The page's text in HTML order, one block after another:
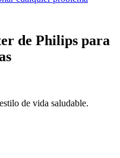
de Philips para
de vida saludable.